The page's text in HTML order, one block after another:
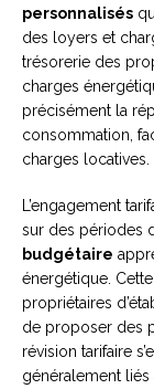
personnalisés
des loyers et
trésorerie des
charges
précisément la
consommation,
charges locatives.
L’engagement
sur des périodes
budgétaire
énergétique.
propriétaires
de proposer des
révision tarifaire
généralement liés